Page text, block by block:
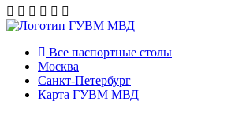
Все паспортные столы
Москва
Санкт-Петербург
Карта ГУВМ МВД